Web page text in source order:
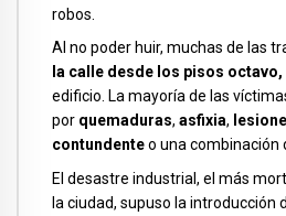
robos.
Al no poder huir, muchas de las
la calle desde los pisos
edificio. La mayoría de las
por quemaduras, asfixia,
contundenteo una combinación
El desastre industrial, el más
la ciudad, supuso la introducción